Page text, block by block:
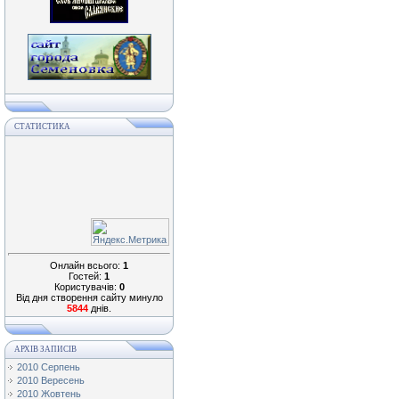
СТАТИСТИКА
Онлайн всього: 1
Гостей: 1
Користувачів: 0
Від дня створення сайту минуло
5844 днів.
АРХІВ ЗАПИСІВ
2010 Серпень
2010 Вересень
2010 Жовтень